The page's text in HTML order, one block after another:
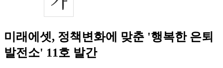
미래에셋, 정책변화에 맞춘 '행복한 은퇴
발전소' 11호 발간